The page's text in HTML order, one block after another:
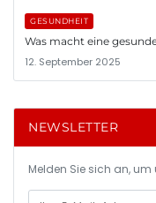
GESUNDHEIT
Was macht eine
12. September 2025
NEWSLETTER
Melden Sie sich an,